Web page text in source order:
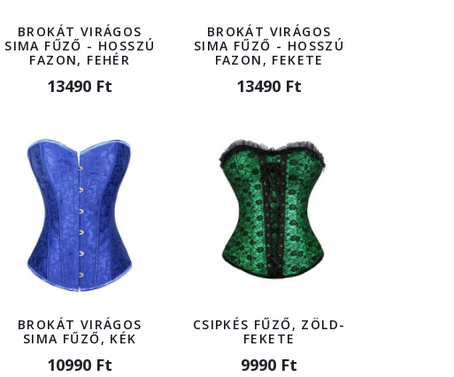
BROKÁT VIRÁGOS
SIMA FŰZŐ - HOSSZÚ
FAZON, FEHÉR
13490 Ft
BROKÁT VIRÁGOS
SIMA FŰZŐ - HOSSZÚ
FAZON, FEKETE
13490 Ft
BROKÁT VIRÁGOS
SIMA FŰZŐ, KÉK
10990 Ft
CSIPKÉS FŰZŐ, ZÖLD-
FEKETE
9990 Ft